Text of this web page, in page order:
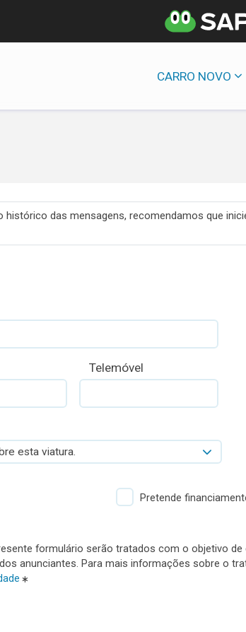
CARRO NOVO
histórico das mensagens, recomendamos que
Telemóvel
esta viatura.
Pretende
formulário serão tratados com o objetivo de
anunciantes. Para mais informações sobre o